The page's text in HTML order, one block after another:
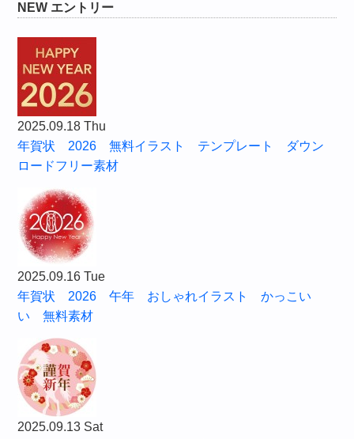
NEW エントリー
2025.09.18 Thu
年賀状 2026 無料イラスト テンプレート ダウン
ロードフリー素材
2025.09.16 Tue
年賀状 2026 午年 おしゃれイラスト かっこい
い 無料素材
2025.09.13 Sat